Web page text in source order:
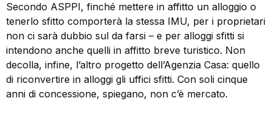
Secondo ASPPI, finché mettere in affitto un alloggio o
tenerlo sfitto comporterà la stessa IMU, per i proprietari
non ci sarà dubbio sul da farsi – e per alloggi sfitti si
intendono anche quelli in affitto breve turistico. Non
decolla, infine, l’altro progetto dell’Agenzia Casa: quello
di riconvertire in alloggi gli uffici sfitti. Con soli cinque
anni di concessione, spiegano, non c’è mercato.